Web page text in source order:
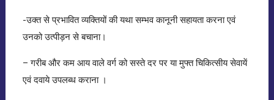
-उक्त से प्रभावित व्यक्तियों की यथा सम्भव कानूनी सहायता करना एवं
उनको उत्पीड़न से बचाना।
– गरीब और कम आय वाले वर्ग को सस्ते दर पर या मुफ्त चिकित्सीय सेवायें
एवं दवाये उपलब्ध कराना ।